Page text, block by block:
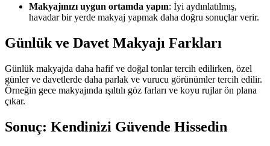
Makyajınızı uygun ortamda yapın: İyi aydınlatılmış,
havadar bir yerde makyaj yapmak daha doğru sonuçlar verir.
Günlük ve Davet Makyajı Farkları
Günlük makyajda daha hafif ve doğal tonlar tercih edilirken, özel
günler ve davetlerde daha parlak ve vurucu görünümler tercih edilir.
Örneğin gece makyajında ışıltılı göz farları ve koyu rujlar ön plana
çıkar.
Sonuç: Kendinizi Güvende Hissedin